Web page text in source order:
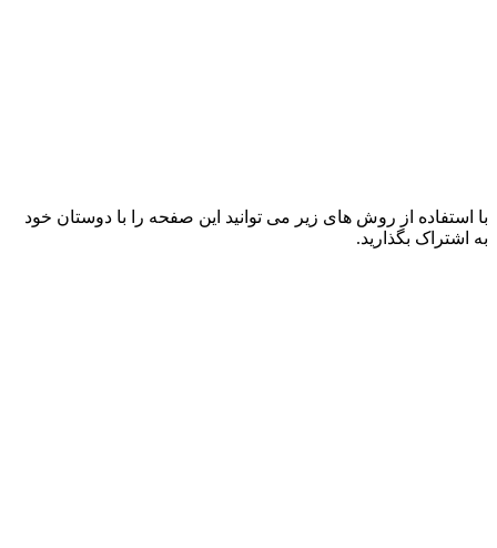
با استفاده از روش های زیر می توانید این صفحه را با دوستان خود
به اشتراک بگذارید.